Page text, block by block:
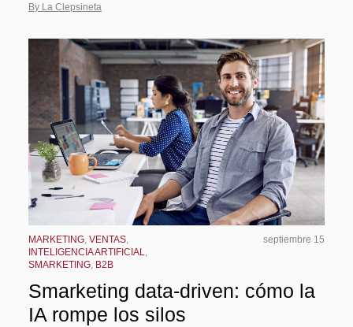
By La Clepsineta
MARKETING, VENTAS,
INTELIGENCIA ARTIFICIAL,
SMARKETING, B2B
septiembre 15
Smarketing data-driven: cómo la
IA rompe los silos